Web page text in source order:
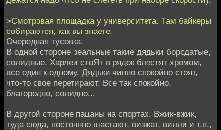
>Смотровая площадка у университета. Там байкеры
собираются, как вы знаете.
Очередная тусовка.
В одной стороне реальные такие дядьки бородатые,
солидные. Харлеи стоЯт в рядок блестят хромом,
все один к одному. Дядьки чинно спокойно стоят,
что-то свое перетирают. Все так спокойно,
благородно, солидно...
В другой стороне пацаны на спортах. Вжик-вжик,
туда сюда, постоянно шастают, визжат, вилли и т.п.,